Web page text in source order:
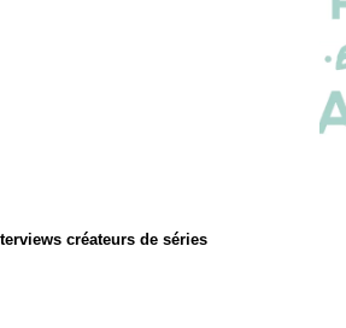
créateurs de séries